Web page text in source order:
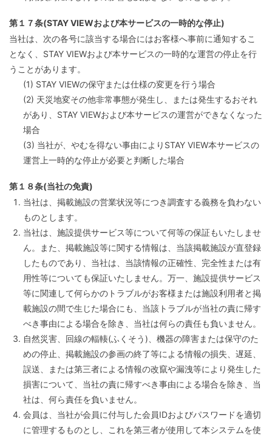
第１７条(STAY VIEWおよび本サービスの一時的な停止)
当社は、次の各号に該当する場合にはお客様へ事前に通知するこ
となく、STAY VIEWおよび本サービスの一時的な運営の停止を行
うことがあります。
(1) STAY VIEWの保守または仕様の変更を行う場合
(2) 天災地変その他非常事態が発生し、または発生するおそれ
があり、STAY VIEWおよび本サービスの運営ができなくなった
場合
(3) 当社が、やむを得ない事由によりSTAY VIEW本サービスの
運営上一時的な停止が必要と判断した場合
第１８条(当社の免責)
当社は、掲載施設の営業状況等につき調査する義務を負わない
ものとします。
当社は、施設提供サービス等について何等の保証もいたしませ
ん。また、掲載施設等に関する情報は、当該掲載施設が直登録
したものであり、当社は、当該情報の正確性、完全性または有
用性等についても保証いたしません。万一、施設提供サービス
等に関連して何らかのトラブルがお客様または施設利用者と掲
載施設の間で生じた場合にも、当該トラブルが当社の責に帰す
べき事由による場合を除き、当社は何らの責任も負いません。
自然災害、回線の輻輳(ふくそう)、機器の障害または保守のた
めの停止、掲載施設の参画の終了等による情報の損失、遅延、
誤送、または第三者による情報の改竄や漏洩等により発生した
損害について、当社の責に帰すべき事由による場合を除き、当
社は、何ら責任を負いません。
会員は、当社が会員に付与した会員IDおよびパスワードを適切
に管理するものとし、これを第三者が使用して本システムを使